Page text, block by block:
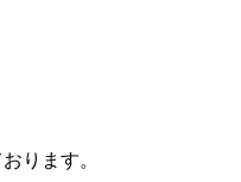
ります。